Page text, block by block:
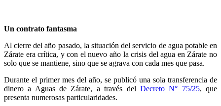
Un contrato fantasma
Al cierre del año pasado, la situación del servicio de agua potable en
Zárate era crítica, y con el nuevo año la crisis del agua en Zárate no
solo que se mantiene, sino que se agrava con cada mes que pasa.
Durante el primer mes del año, se publicó una sola transferencia de
dinero a Aguas de Zárate, a través del Decreto N° 75/25, que
presenta numerosas particularidades.